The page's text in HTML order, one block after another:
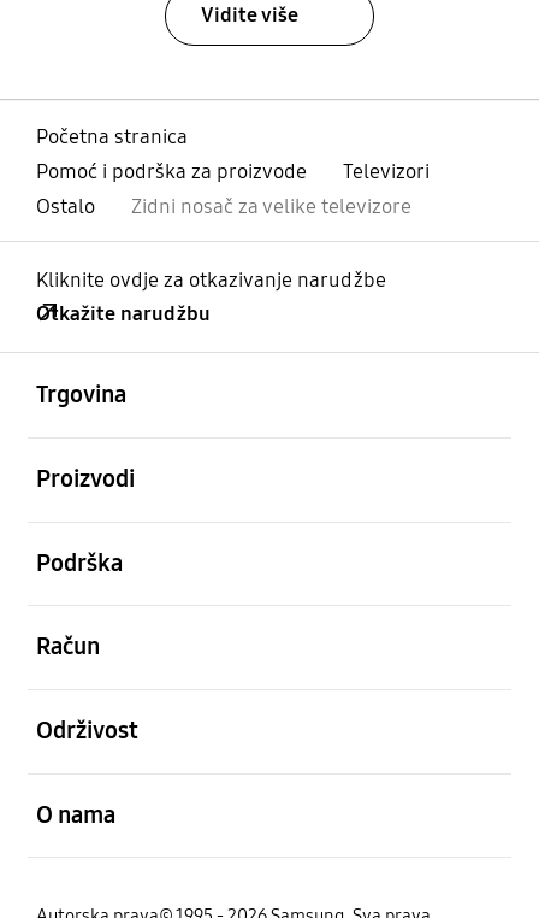
Vidite više
Početna stranica
Pomoć i podrška za proizvode
Televizori
Ostalo
Zidni nosač za velike televizore
Kliknite ovdje za otkazivanje narudžbe
Otkažite narudžbu
Trgovina
Proizvodi
Podrška
Račun
Održivost
O nama